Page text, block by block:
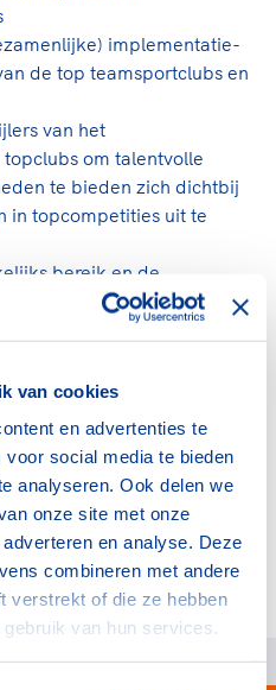
van cookies
en advertenties te
social media te bieden
analyseren. Ook delen we
onze site met onze
en analyse. Deze
combineren met andere
verstrekt of die ze hebben
van hun services.
pleintjes, tijdens
te skaten of naar
samen te juichen
Verhoeven, Diede de
Elftal. Of met trots te
van je dochter,
moeder of de
kantine en online?
gedragscode geeft
rondom gewenst en
een leer- en
de volgende functies
experts, coaches,
managers en
implementatie-
de top teamsportclubs en
van het
om talentvolle
te bieden zich dichtbij
in topcompetities uit te
bereik en de
nationale top
top
topclubs lezen?'